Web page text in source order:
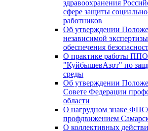
здравоохранения
сфере защиты
работников
Об утверждении
независимой
обеспечения
О практике работы
"КуйбышевАзот" по
среды
Об утверждении
Совете Федерации
области
О нагрудном знаке
профдвижением
О коллективных